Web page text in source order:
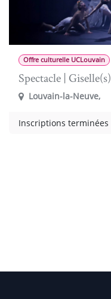
Offre culturelle UCLouvain
Spectacle | Giselle(s)
Louvain-la-Neuve,
Inscriptions terminées